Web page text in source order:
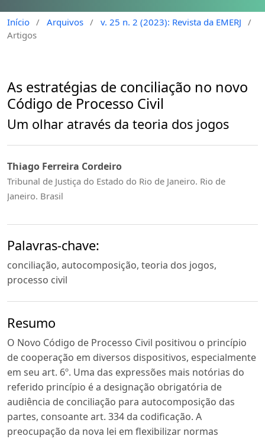
Início / Arquivos / v. 25 n. 2 (2023): Revista da EMERJ
/
Artigos
As estratégias de conciliação no novo
Código de Processo Civil
Um olhar através da teoria dos jogos
Thiago Ferreira Cordeiro
Tribunal de Justiça do Estado do Rio de Janeiro. Rio de
Janeiro. Brasil
Palavras-chave:
conciliação, autocomposição, teoria dos jogos,
processo civil
Resumo
O Novo Código de Processo Civil positivou o princípio
de cooperação em diversos dispositivos, especialmente
em seu art. 6º. Uma das expressões mais notórias do
referido princípio é a designação obrigatória de
audiência de conciliação para autocomposição das
partes, consoante art. 334 da codificação. A
preocupação da nova lei em flexibilizar normas